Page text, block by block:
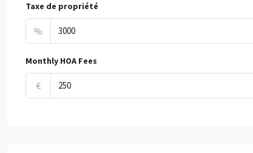
Taxe de propriété
%
Monthly HOA Fees
€